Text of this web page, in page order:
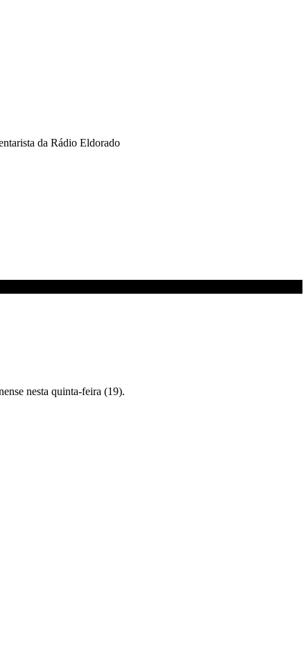
da Rádio Eldorado
nesta quinta-feira (19).